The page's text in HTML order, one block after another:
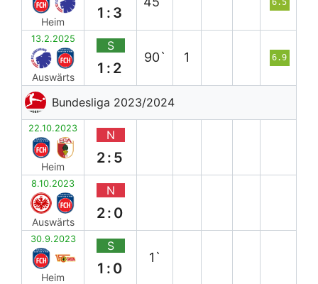
Heim
1:3
13.2.2025
Auswärts
S
1:2
90` 1 6.9
Bundesliga 2023/2024
22.10.2023
Heim
N
2:5
8.10.2023
Auswärts
N
2:0
30.9.2023
Heim
S
1:0
1`